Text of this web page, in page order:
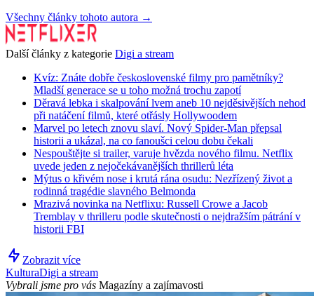
Všechny články tohoto autora →
Další články z kategorie Digi a stream
Kvíz: Znáte dobře československé filmy pro pamětníky?
Mladší generace se u toho možná trochu zapotí
Děravá lebka i skalpování lvem aneb 10 nejděsivějších nehod
při natáčení filmů, které otřásly Hollywoodem
Marvel po letech znovu slaví. Nový Spider-Man přepsal
historii a ukázal, na co fanoušci celou dobu čekali
Nespouštějte si trailer, varuje hvězda nového filmu. Netflix
uvede jeden z nejočekávanějších thrillerů léta
Mýtus o křivém nose i krutá rána osudu: Nezřízený život a
rodinná tragédie slavného Belmonda
Mrazivá novinka na Netflixu: Russell Crowe a Jacob
Tremblay v thrilleru podle skutečnosti o nejdražším pátrání v
historii FBI
Zobrazit více
KulturaDigi a stream
Vybrali jsme pro vás Magazíny a zajímavosti